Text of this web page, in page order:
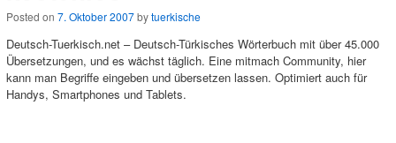
Posted on 7. Oktober 2007 bytuerkische
Deutsch-Tuerkisch.net – Deutsch-Türkisches Wörterbuch mit über 45.000
Übersetzungen, und es wächst täglich. Eine mitmach Community, hier
kann man Begriffe eingeben und übersetzen lassen. Optimiert auch für
Handys, Smartphones und Tablets.